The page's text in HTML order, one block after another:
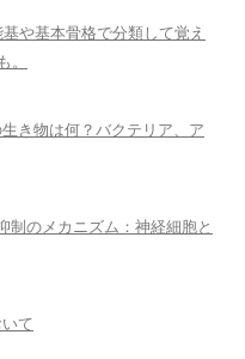
や基本骨格で分類して覚え
き物は何？バクテリア、ア
のメカニズム：神経細胞と
て